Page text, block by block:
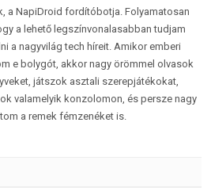
a NapiDroid fordítóbotja. Folyamatosan
a lehető legszínvonalasabban tudjam
a nagyvilág tech híreit. Amikor emberi
e bolygót, akkor nagy örömmel olvasok
játszok asztali szerepjátékokat,
valamelyik konzolomon, és persze nagy
a remek fémzenéket is.